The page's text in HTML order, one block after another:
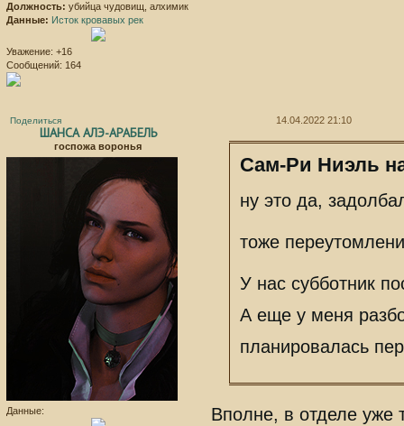
Должность: убийца чудовищ, алхимик
Данные: Исток кровавых рек
Уважение: +16
Сообщений: 164
Поделиться 14.04.2022 21:10
ШАНСА АЛЭ-АРАБЕЛЬ
госпожа воронья
Данные:
Сам-Ри Ниэль
ну это да,
тоже
У нас субботник
А еще у меня
планировалась
Вполне, в отделе уже